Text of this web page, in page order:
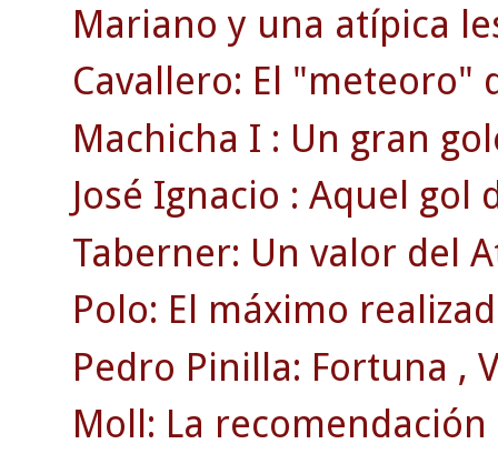
Mariano y una atípica
Cavallero: El "meteoro"
Machicha I : Un gran
José Ignacio : Aquel gol
Taberner: Un valor del
Polo: El máximo
Pedro Pinilla: Fortuna ,
Moll: La recomendación